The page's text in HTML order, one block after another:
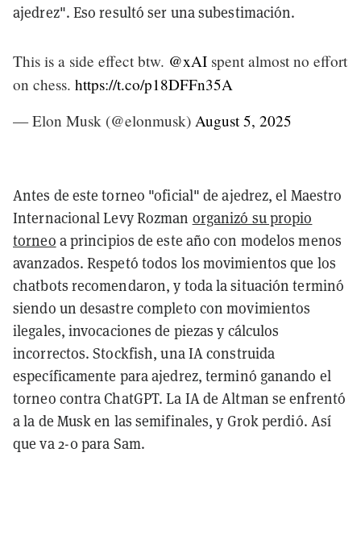
ajedrez". Eso resultó ser una subestimación.
This is a side effect btw. @xAI spent almost no effort
on chess. https://t.co/p18DFFn35A
— Elon Musk (@elonmusk) August 5, 2025
Antes de este torneo "oficial" de ajedrez, el Maestro
Internacional Levy Rozman organizó su propio
torneo a principios de este año con modelos menos
avanzados. Respetó todos los movimientos que los
chatbots recomendaron, y toda la situación terminó
siendo un desastre completo con movimientos
ilegales, invocaciones de piezas y cálculos
incorrectos. Stockfish, una IA construida
específicamente para ajedrez, terminó ganando el
torneo contra ChatGPT. La IA de Altman se enfrentó
a la de Musk en las semifinales, y Grok perdió. Así
que va 2-0 para Sam.